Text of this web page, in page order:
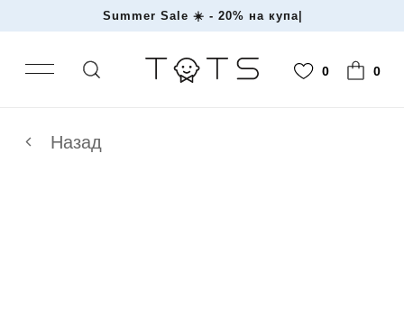
Summer Sale ☀️ - 20% на|